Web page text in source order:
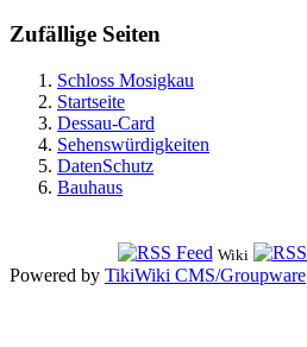
Zufällige Seiten
Schloss Mosigkau
Startseite
Dessau-Card
Sehenswürdigkeiten
DatenSchutz
Bauhaus
Wiki
Powered by TikiWiki CMS/Groupware